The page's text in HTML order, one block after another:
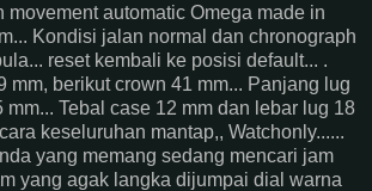
movement automatic Omega made in
Kondisi jalan normal dan chronograph
reset kembali ke posisi default... .
mm, berikut crown 41 mm... Panjang lug
mm... Tebal case 12 mm dan lebar lug 18
keseluruhan mantap,, Watchonly......
yang memang sedang mencari jam
yang agak langka dijumpai dial warna